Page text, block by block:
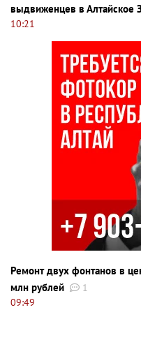
выдвиженцев в Алтайское
10:21
Ремонт двух фонтанов в
млн рублей
1
09:49